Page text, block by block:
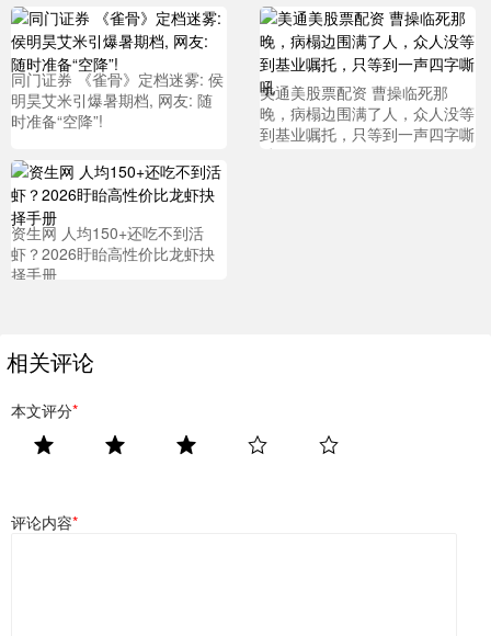
同门证券 《雀骨》定档迷雾: 侯
明昊艾米引爆暑期档, 网友: 随
时准备“空降”!
美通美股票配资 曹操临死那
晚，病榻边围满了人，众人没等
到基业嘱托，只等到一声四字嘶
吼
资生网 人均150+还吃不到活
虾？2026盱眙高性价比龙虾抉
择手册
相关评论
本文评分*
评论内容*